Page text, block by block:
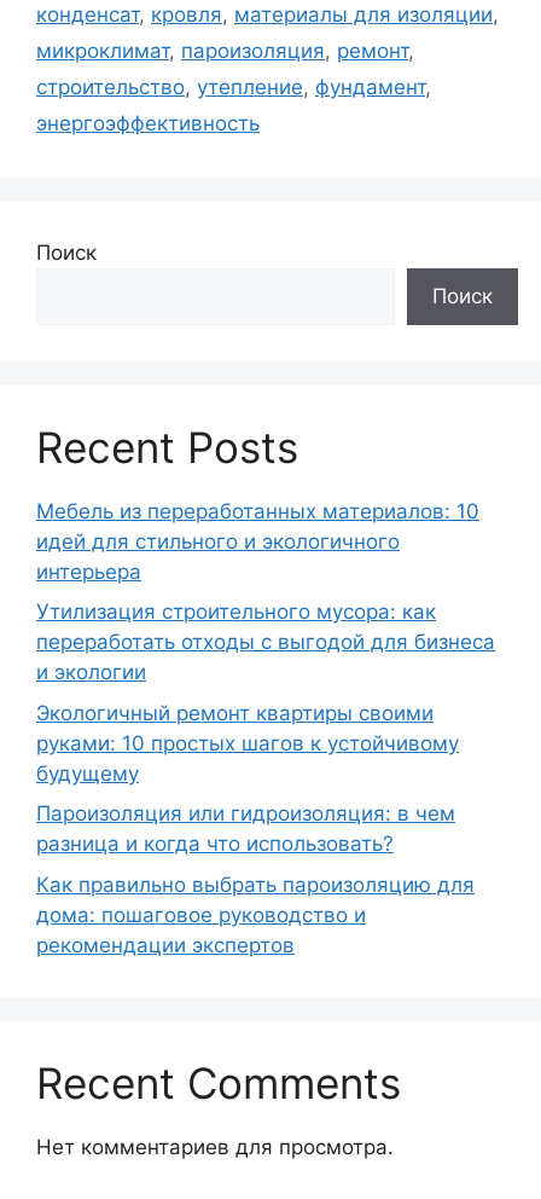
конденсат, кровля, материалы для изоляции,
микроклимат, пароизоляция, ремонт,
строительство, утепление, фундамент,
энергоэффективность
Поиск
Поиск
Recent Posts
Мебель из переработанных материалов: 10
идей для стильного и экологичного
интерьера
Утилизация строительного мусора: как
переработать отходы с выгодой для бизнеса
и экологии
Экологичный ремонт квартиры своими
руками: 10 простых шагов к устойчивому
будущему
Пароизоляция или гидроизоляция: в чем
разница и когда что использовать?
Как правильно выбрать пароизоляцию для
дома: пошаговое руководство и
рекомендации экспертов
Recent Comments
Нет комментариев для просмотра.